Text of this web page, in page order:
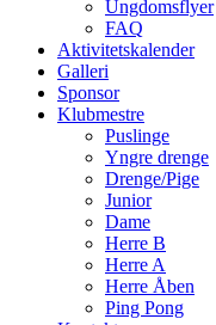
Ungdomsflyer
FAQ
Aktivitetskalender
Galleri
Sponsor
Klubmestre
Puslinge
Yngre drenge
Drenge/Pige
Junior
Dame
Herre B
Herre A
Herre Åben
Ping Pong